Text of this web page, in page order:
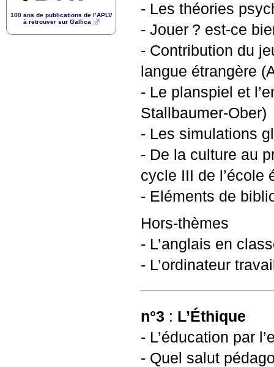
- Les théories
- Jouer ? est-ce
- Contribution du
langue étrangère
- Le planspiel et
Stallbaumer-Ober)
- Les simulations
- De la culture au
cycle III de l’école
- Eléments de
Hors-thèmes
- L’anglais en
- L’ordinateur
n°3 : L’Éthique
- L’éducation par
- Quel salut
100 ans de publications de l’APLV
à retrouver sur Gallica